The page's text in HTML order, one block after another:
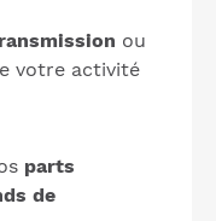
ou
votre activité
parts
de